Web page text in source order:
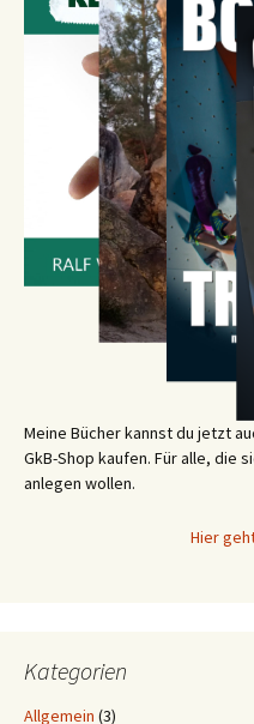
Meine Bücher kannst du jetzt
GkB-Shop kaufen. Für alle, die
anlegen wollen.
Hier
Kategorien
Allgemein (3)